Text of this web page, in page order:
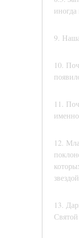
иногда
9.
10.
11.
12.
звездой
13.